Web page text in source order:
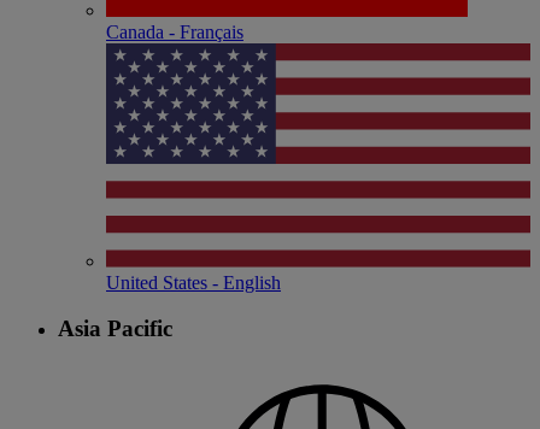
Canada - Français
United States - English
Asia Pacific